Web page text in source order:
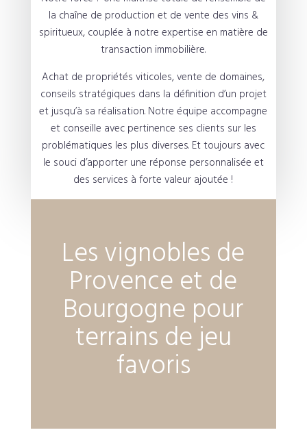
la chaîne de production et de vente des vins &
spiritueux, couplée à notre expertise en matière de
transaction immobilière.
Achat de propriétés viticoles, vente de domaines,
conseils stratégiques dans la définition d’un projet
et jusqu’à sa réalisation. Notre équipe accompagne
et conseille avec pertinence ses clients sur les
problématiques les plus diverses. Et toujours avec
le souci d’apporter une réponse personnalisée et
des services à forte valeur ajoutée !
Les vignobles de
Provence et de
Bourgogne pour
terrains de jeu
favoris